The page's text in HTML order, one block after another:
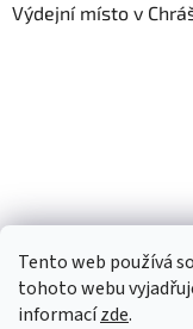
Tento web používá
tohoto webu
informacízde.
Výdejní místo v